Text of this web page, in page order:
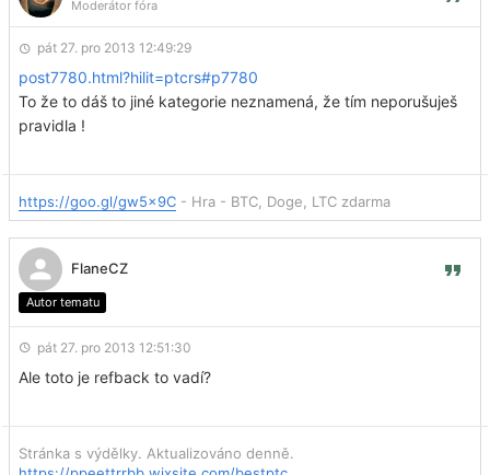
Moderátor fóra
pát 27. pro 2013 12:49:29
post7780.html?hilit=ptcrs#p7780
To že to dáš to jiné kategorie neznamená, že tím neporušuješ
pravidla !
https://goo.gl/gw5x9C - Hra - BTC, Doge, LTC zdarma
FlaneCZ
Autor tematu
pát 27. pro 2013 12:51:30
Ale toto je refback to vadí?
Stránka s výdělky. Aktualizováno denně.